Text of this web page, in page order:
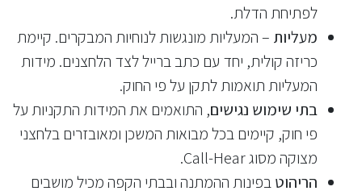
לפתיחת הדלת.
מעליות – המעליות מונגשות לנוחיות המבקרים. קיימת
כריזה קולית, יחד עם כתב ברייל לצד הלחצנים. מידות
המעליות תואמות לתקן על פי החוק.
בתי שימוש נגישים, התואמים את המידות התקניות על
פי חוק, קיימים בכל מבואות המשכן ומאובזרים בלחצני
מצוקה מסוג Call-Hear.
הריהוטבפינות ההמתנה ובבתי הקפה מכיל מושבים